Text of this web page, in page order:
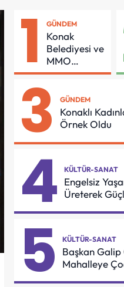
1 GÜNDEM
Konak
Belediyesi ve
MMO
Arasında
Güvenliği İçin
Önemli
Protokol
3 GÜNDEM
Konaklı
Örnek Oldu
4 KÜLTÜR-SANAT
Engelsiz
Üreterek
5 KÜLTÜR-SANAT
Başkan
Mahalleye